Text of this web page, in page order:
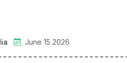
June 15 2026